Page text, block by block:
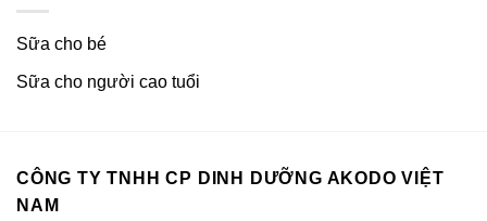
Sữa cho bé
Sữa cho người cao tuổi
CÔNG TY TNHH CP DINH DƯỠNG AKODO VIỆT
NAM